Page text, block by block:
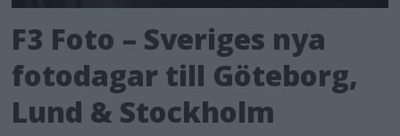
F3 Foto – Sveriges nya
fotodagar till Göteborg,
Lund & Stockholm